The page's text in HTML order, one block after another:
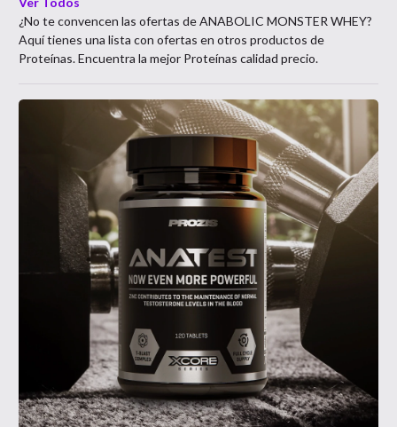
¿No te convencen las ofertas deANABOLIC MONSTER WHEY?
Aquí tienes una lista con ofertas en otros productos de
Proteínas. Encuentra la mejor Proteínas calidad precio.